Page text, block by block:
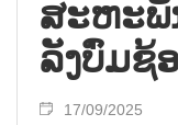
ສະ​ຫະ​ພັ
ລັງ​ບົ່ມ​ຊ້
17/09/2025